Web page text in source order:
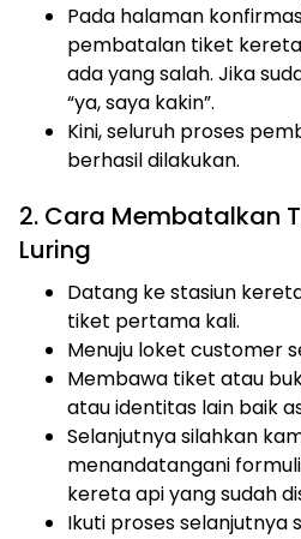
Pada halaman
pembatalan tiket
ada yang salah. Jika
“ya, saya kakin”.
Kini, seluruh proses
berhasil dilakukan.
2. Cara Membatalkan
Luring
Datang ke stasiun
tiket pertama kali.
Menuju loket customer
Membawa tiket atau
atau identitas lain baik
Selanjutnya silahkan
menandatangani
kereta api yang sudah
Ikuti proses selanjutnya